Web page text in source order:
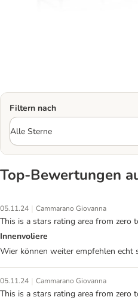
Filtern nach
Top‑Bewertungen
05.11.24 | Cammarano Giovanna
This is a stars rating area from zero
Innenvoliere
Wier können weiter empfehlen echt
05.11.24 | Cammarano Giovanna
This is a stars rating area from zero